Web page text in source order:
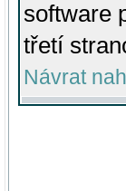
software
třetí
Návrat